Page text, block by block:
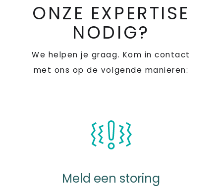
ONZE EXPERTISE
NODIG?
We helpen je graag. Kom in contact
met ons op de volgende manieren:
Meld een storing